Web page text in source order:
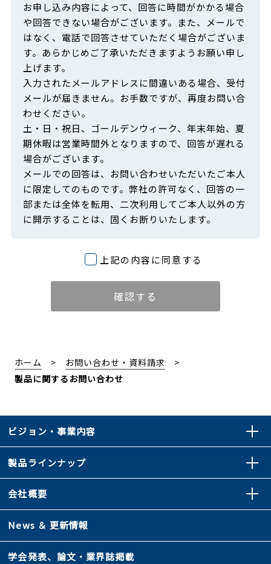
お申し込み内容によって、回答に時間がかかる場合
や回答できない場合がございます。また、メールで
はなく、電話で回答させていただく場合がございま
す。あらかじめご了承いただきますようお願い申し
上げます。
入力されたメールアドレスに間違いある場合、受付
メールが届きません。お手数ですが、再度お問い合
わせください。
土・日・祝日、ゴールデンウィーク、年末年始、夏
期休暇は営業時間外となりますので、回答が遅れる
場合がございます。
メールでの回答は、お問い合わせいただいたご本人
に限定してのものです。弊社の許可なく、回答の一
部または全体を転用、二次利用してご本人以外の方
に開示することは、固くお断りいたします。
上記の内容に同意する
ホーム
お問い合わせ・資料請求
製品に関するお問い合わせ
ビジョン・事業内容
製品ラインナップ
会社概要
News ＆ 更新情報
学会発表、論文・業界誌掲載